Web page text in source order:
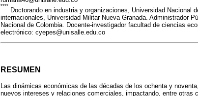
****
Doctorando en industria y organizaciones, Universidad Nacional
internacionales, Universidad Militar Nueva Granada. Administrador
Nacional de Colombia. Docente-investigador facultad de ciencias
electrónico: cyepes@unisalle.edu.co
RESUMEN
Las dinámicas económicas de las décadas de los ochenta y
nuevos intereses y relaciones comerciales, impactando, entre